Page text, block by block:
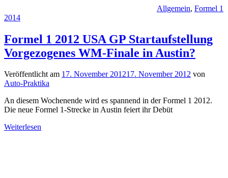
Allgemein, Formel 1
2014
Formel 1 2012 USA GP Startaufstellung
Vorgezogenes WM-Finale in Austin?
Veröffentlicht am 17. November 201217. November 2012 von
Auto-Praktika
An diesem Wochenende wird es spannend in der Formel 1 2012.
Die neue Formel 1-Strecke in Austin feiert ihr Debüt
Weiterlesen